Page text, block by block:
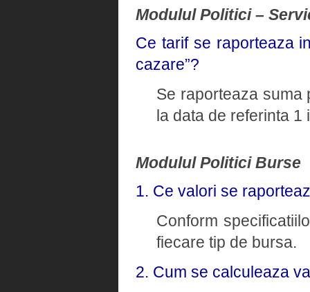
Modulul Politici –
Ce tarif se raporteaza
cazare”?
Se raporteaza suma
la data de referinta 1
Modulul Politici Burse
1. Ce valori se
Conform
fiecare tip de bursa.
2. Cum se calculeaza